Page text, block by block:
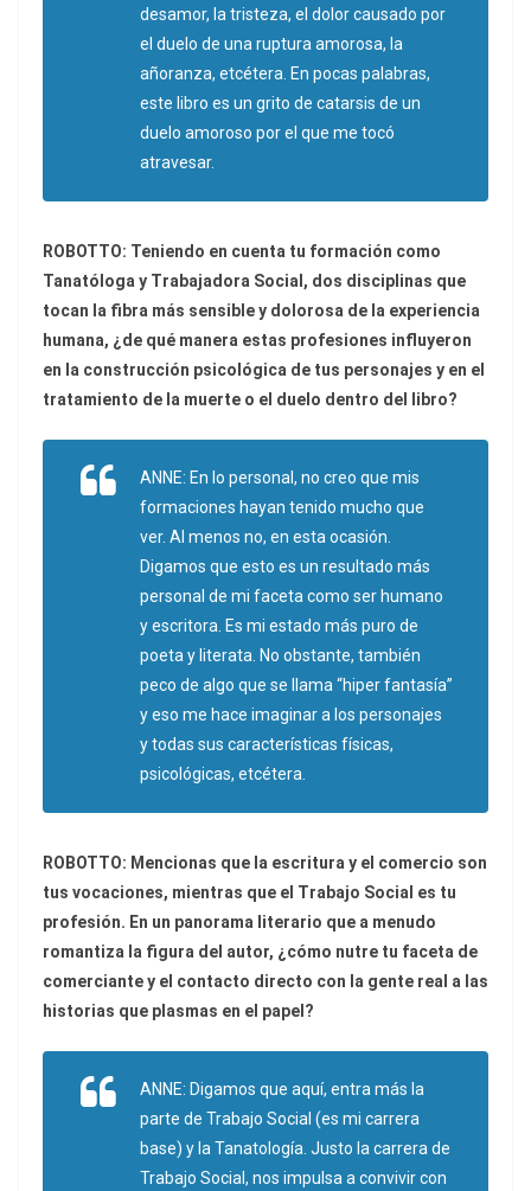
desamor, la tristeza, el dolor causado por
el duelo de una ruptura amorosa, la
añoranza, etcétera. En pocas palabras,
este libro es un grito de catarsis de un
duelo amoroso por el que me tocó
atravesar.
ROBOTTO: Teniendo en cuenta tu formación como
Tanatóloga y Trabajadora Social, dos disciplinas que
tocan la fibra más sensible y dolorosa de la experiencia
humana, ¿de qué manera estas profesiones influyeron
en la construcción psicológica de tus personajes y en el
tratamiento de la muerte o el duelo dentro del libro?
ANNE: En lo personal, no creo que mis
formaciones hayan tenido mucho que
ver. Al menos no, en esta ocasión.
Digamos que esto es un resultado más
personal de mi faceta como ser humano
y escritora. Es mi estado más puro de
poeta y literata. No obstante, también
peco de algo que se llama “hiper fantasía”
y eso me hace imaginar a los personajes
y todas sus características físicas,
psicológicas, etcétera.
ROBOTTO: Mencionas que la escritura y el comercio son
tus vocaciones, mientras que el Trabajo Social es tu
profesión. En un panorama literario que a menudo
romantiza la figura del autor, ¿cómo nutre tu faceta de
comerciante y el contacto directo con la gente real a las
historias que plasmas en el papel?
ANNE: Digamos que aquí, entra más la
parte de Trabajo Social (es mi carrera
base) y la Tanatología. Justo la carrera de
Trabajo Social, nos impulsa a convivir con